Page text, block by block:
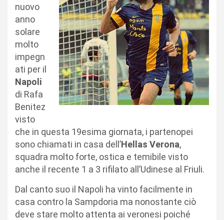
nuovo
anno
solare
molto
impegn
ati per il
Napoli
di Rafa
Benitez
visto
che in questa 19esima giornata, i partenopei
sono chiamati in casa dell’Hellas Verona,
squadra molto forte, ostica e temibile visto
anche il recente 1 a 3 rifilato all’Udinese al Friuli.
Dal canto suo il Napoli ha vinto facilmente in
casa contro la Sampdoria ma nonostante ciò
deve stare molto attenta ai veronesi poiché